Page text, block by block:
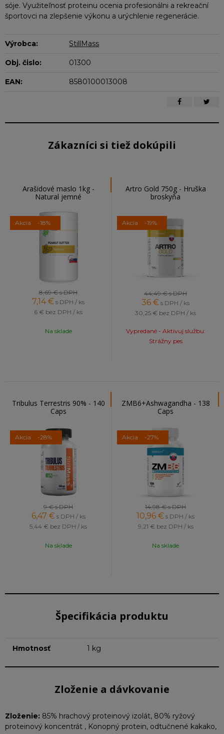
sóje. Využiteľnosť proteinu ocenia profesionálni a rekreační
športovci na zlepšenie výkonu a urýchlenie regenerácie.
Výrobca: StillMass
Obj. čislo: 01300
EAN: 8580100013008
Zákazníci si tiež dokúpili
Arašidové maslo 1kg -
Natural jemné
Akcia -18%
8,69 €s DPH
7,14 € s DPH / ks
6 € bez DPH / ks
Na sklade
Artro Gold 750g - Hruška
broskyňa
Akcia -19%
44,49 €s DPH
36 € s DPH / ks
30,25 € bez DPH / ks
Vypredané - Aktivuj službu:
Strážny pes
Tribulus Terrestris 90% - 140
Caps
Akcia -28%
9 €s DPH
6,47 € s DPH / ks
5,44 € bez DPH / ks
Na sklade
ZMB6+Ashwagandha - 138
Caps
Akcia -27%
14,98 €s DPH
10,96 € s DPH / ks
9,21 € bez DPH / ks
Na sklade
Špecifikácia produktu
Hmotnosť 1 kg
Zloženie a dávkovanie
Zloženie: 85% hrachový proteinový izolát, 80% ryžový
proteinový koncentrát , Konopný protein, odtučnené kakako,